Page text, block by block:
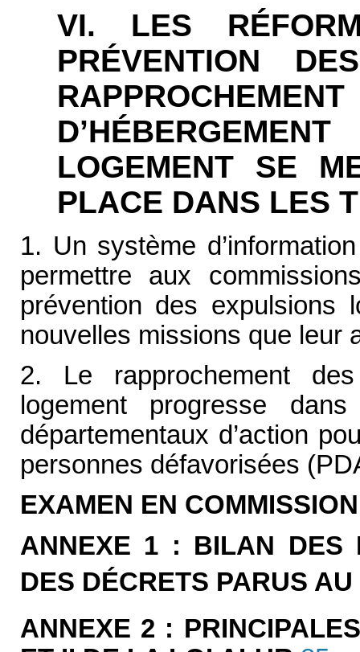
VI. LES
PRÉVENTION
LOGEMENT SE
PLACE DANS LES
1. Un système
permettre aux
prévention des expulsions
nouvelles missions que leur
2. Le rapprochement
logement progresse
départementaux d’action
personnes défavorisées
EXAMEN EN COMMISSION
ANNEXE 1 : BILAN DES
DES DÉCRETS PARUS AU
ANNEXE 2 :